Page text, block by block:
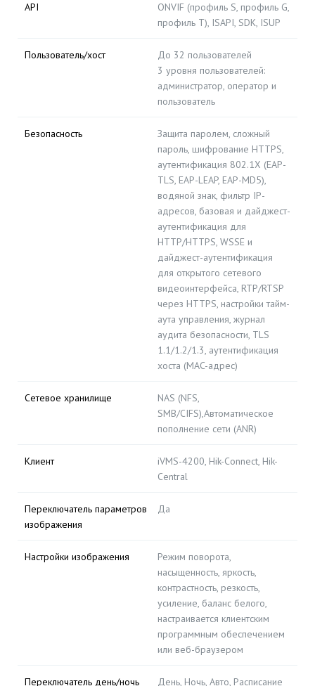
API
ONVIF (профиль S, профиль G,
профиль T), ISAPI, SDK, ISUP
Пользователь/хост
До 32 пользователей
3 уровня пользователей:
администратор, оператор и
пользователь
Безопасность
Защита паролем, сложный
пароль, шифрование HTTPS,
аутентификация 802.1X (EAP-
TLS, EAP-LEAP, EAP-MD5),
водяной знак, фильтр IP-
адресов, базовая и дайджест-
аутентификация для
HTTP/HTTPS, WSSE и
дайджест-аутентификация
для открытого сетевого
видеоинтерфейса, RTP/RTSP
через HTTPS, настройки тайм-
аута управления, журнал
аудита безопасности, TLS
1.1/1.2/1.3, аутентификация
хоста (MAC-адрес)
Сетевое хранилище
NAS (NFS,
SMB/CIFS),Автоматическое
пополнение сети (ANR)
Клиент
iVMS-4200, Hik-Connect, Hik-
Central
Переключатель параметров
изображения
Да
Настройки изображения
Режим поворота,
насыщенность, яркость,
контрастность, резкость,
усиление, баланс белого,
настраивается клиентским
программным обеспечением
или веб-браузером
Переключатель день/ночь День, Ночь, Авто, Расписание